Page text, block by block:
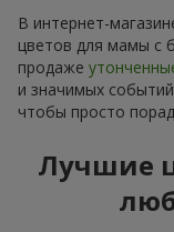
В интернет-
цветов для мамы с
продаже
и значимых
чтобы просто
Лучшие